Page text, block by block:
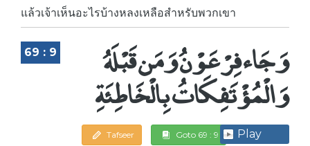
แล้วเจ้าเห็นอะไรบ้างหลงเหลือสำหรับพวกเขา
69 : 9 وَجَاء فِرْعَوْنُ وَمَن قَبْلَهُ
وَالْمُؤْتَفِكَاتُ بِالْخَاطِئَةِ
Tafseer Goto 69 : 9 Play